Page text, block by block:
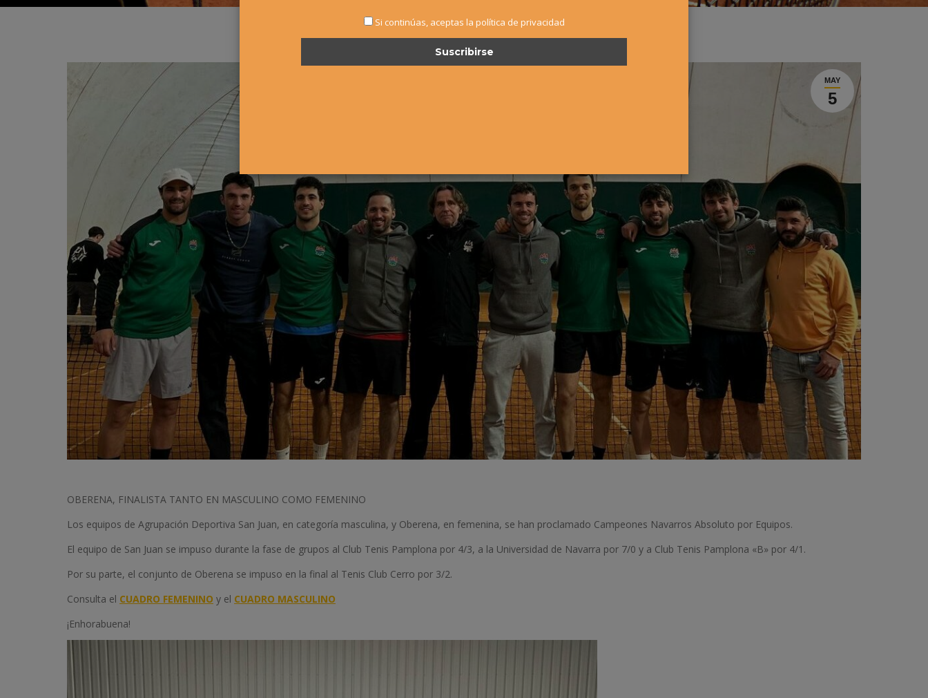
MAY
5
OBERENA, FINALISTA TANTO EN MASCULINO COMO FEMENINO
Los equipos de Agrupación Deportiva San Juan, en categoría masculina, y Oberena, en femenina, se han proclamado Campeones Navarros Absoluto por Equipos.
El equipo de San Juan se impuso durante la fase de grupos al Club Tenis Pamplona por 4/3, a la Universidad de Navarra por 7/0 y a Club Tenis Pamplona «B» por 4/1.
Por su parte, el conjunto de Oberena se impuso en la final al Tenis Club Cerro por 3/2.
Consulta el CUADRO FEMENINO y el CUADRO MASCULINO
¡Enhorabuena!
Si continúas, aceptas la política de privacidad